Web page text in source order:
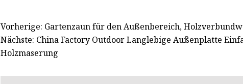
Vorherige: Gartenzaun für den Außenbereich,
Nächste: China Factory Outdoor Langlebige Außenplatte
Holzmaserung